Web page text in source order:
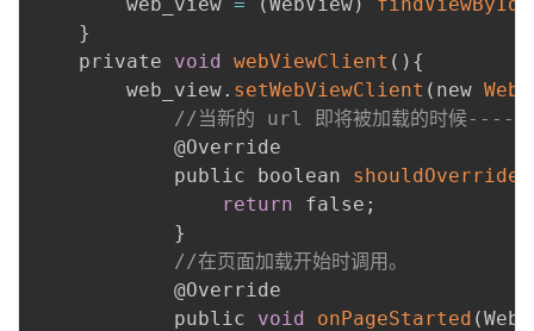
}
    private
void webViewClient ( ) {
        web_view
. setWebViewClient ( new
//当新的 url 即将被加载的时候---->用
            @Override
            public boolean
return false ;
}
//在页面加载开始时调用。
            @Override
            public
void onPageStarted (